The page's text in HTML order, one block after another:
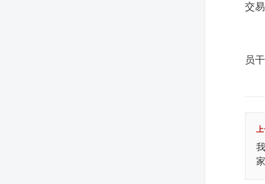
交
员